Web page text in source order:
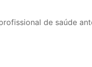
de saúde